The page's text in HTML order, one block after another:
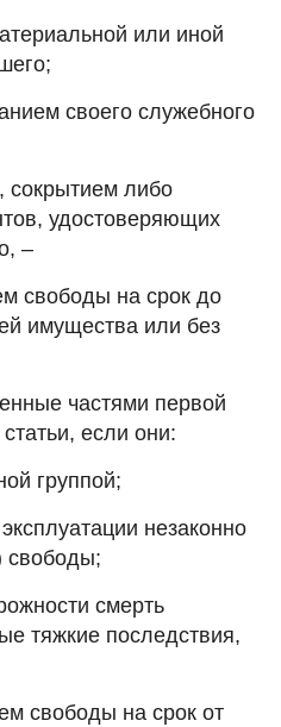
или иной
своего служебного
сокрытием либо
удостоверяющих
–
свободы на срок до
имущества или без
частями первой
если они:
группой;
незаконно
свободы;
смерть
тяжкие последствия,
свободы на срок от